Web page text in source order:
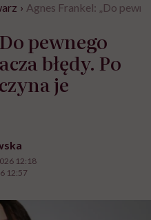
› Agnes Frankel: „Do
pewnego
błędy. Po
je
12:18
12:57